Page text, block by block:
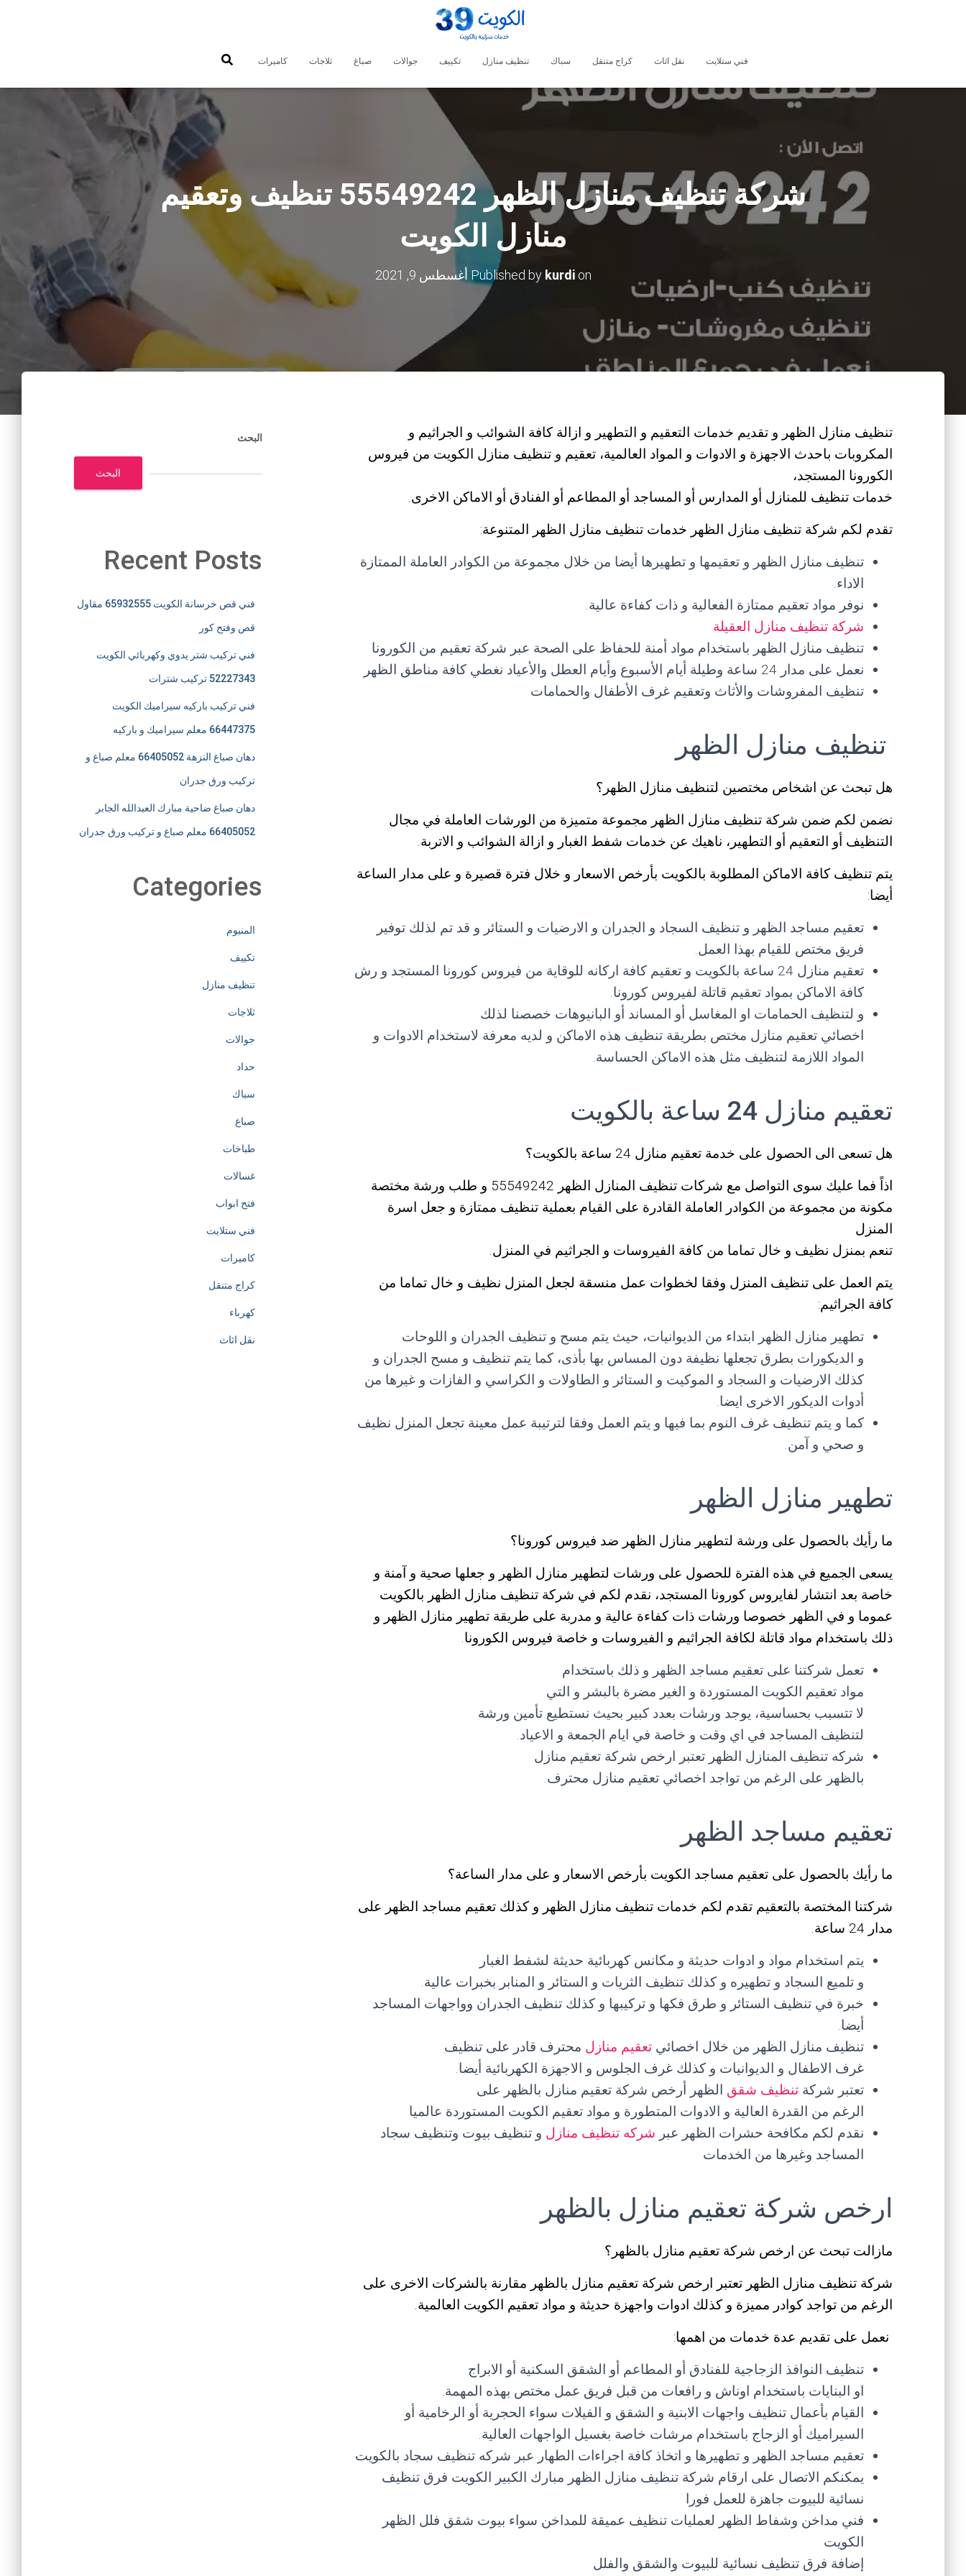
فني ستلايت نقل اثاث كراج متنقل سباك تنظيف منازل تكييف جوالات صباغ ثلاجات كاميرات
شركة تنظيف منازل الظهر 55549242 تنظيف وتعقيم
منازل الكويت
Published by kurdion أغسطس 9, 2021
تنظيف منازل الظهر و تقديم خدمات التعقيم و التطهير و ازالة كافة الشوائب و الجراثيم و
المكروبات باحدث الاجهزة و الادوات و المواد العالمية، تعقيم و تنظيف منازل الكويت من فيروس
الكورونا المستجد،
خدمات تنظيف للمنازل أو المدارس أو المساجد أو المطاعم أو الفنادق أو الاماكن الاخرى.
تقدم لكم شركة تنظيف منازل الظهر خدمات تنظيف منازل الظهر المتنوعة:
تنظيف منازل الظهر و تعقيمها و تطهيرها أيضا من خلال مجموعة من الكوادر العاملة الممتازة
الاداء.
نوفر مواد تعقيم ممتازة الفعالية و ذات كفاءة عالية.
شركة تنظيف منازل العقيلة
تنظيف منازل الظهر باستخدام مواد أمنة للحفاظ على الصحة عبر شركة تعقيم من الكورونا
نعمل على مدار 24 ساعة وطيلة أيام الأسبوع وأيام العطل والأعياد نغطي كافة مناطق الظهر
تنظيف المفروشات والأثاث وتعقيم غرف الأطفال والحمامات
تنظيف منازل الظهر
هل تبحث عن اشخاص مختصين لتنظيف منازل الظهر؟
نضمن لكم ضمن شركة تنظيف منازل الظهر مجموعة متميزة من الورشات العاملة في مجال
التنظيف أو التعقيم أو التطهير، ناهيك عن خدمات شفط الغبار و ازالة الشوائب و الاتربة.
يتم تنظيف كافة الاماكن المطلوبة بالكويت بأرخص الاسعار و خلال فترة قصيرة و على مدار الساعة
أيضا:
تعقيم مساجد الظهر و تنظيف السجاد و الجدران و الارضيات و الستائر و قد تم لذلك توفير
فريق مختص للقيام بهذا العمل.
تعقيم منازل 24 ساعة بالكويت و تعقيم كافة اركانه للوقاية من فيروس كورونا المستجد و رش
كافة الاماكن بمواد تعقيم قاتلة لفيروس كورونا.
و لتنظيف الحمامات او المغاسل أو المساند أو البانيوهات خصصنا لذلك
اخصائي تعقيم منازل مختص بطريقة تنظيف هذه الاماكن و لديه معرفة لاستخدام الادوات و
المواد اللازمة لتنظيف مثل هذه الاماكن الحساسة.
تعقيم منازل 24 ساعة بالكويت
هل تسعى الى الحصول على خدمة تعقيم منازل 24 ساعة بالكويت؟
اذاً فما عليك سوى التواصل مع شركات تنظيف المنازل الظهر 55549242 و طلب ورشة مختصة
مكونة من مجموعة من الكوادر العاملة القادرة على القيام بعملية تنظيف ممتازة و جعل اسرة
المنزل
تنعم بمنزل نظيف و خال تماما من كافة الفيروسات و الجراثيم في المنزل.
يتم العمل على تنظيف المنزل وفقا لخطوات عمل منسقة لجعل المنزل نظيف و خال تماما من
كافة الجراثيم:
تطهير منازل الظهر ابتداء من الديوانيات، حيث يتم مسح و تنظيف الجدران و اللوحات
و الديكورات بطرق تجعلها نظيفة دون المساس بها بأذى، كما يتم تنظيف و مسح الجدران و
كذلك الارضيات و السجاد و الموكيت و الستائر و الطاولات و الكراسي و الفازات و غيرها من
أدوات الديكور الاخرى ايضا.
كما و يتم تنظيف غرف النوم بما فيها و يتم العمل وفقا لترتيبة عمل معينة تجعل المنزل نظيف
و صحي و آمن.
تطهير منازل الظهر
ما رأيك بالحصول على ورشة لتطهير منازل الظهر ضد فيروس كورونا؟
يسعى الجميع في هذه الفترة للحصول على ورشات لتطهير منازل الظهر و جعلها صحية و آمنة و
خاصة بعد انتشار لفايروس كورونا المستجد، نقدم لكم في شركة تنظيف منازل الظهر بالكويت
عموما و في الظهر خصوصا ورشات ذات كفاءة عالية و مدربة على طريقة تطهير منازل الظهر و
ذلك باستخدام مواد قاتلة لكافة الجراثيم و الفيروسات و خاصة فيروس الكورونا.
تعمل شركتنا على تعقيم مساجد الظهر و ذلك باستخدام
مواد تعقيم الكويت المستوردة و الغير مضرة بالبشر و التي
لا تتسبب بحساسية، يوجد ورشات بعدد كبير بحيث نستطيع تأمين ورشة
لتنظيف المساجد في اي وقت و خاصة في ايام الجمعة و الاعياد.
شركه تنظيف المنازل الظهر تعتبر ارخص شركة تعقيم منازل
بالظهر على الرغم من تواجد اخصائي تعقيم منازل محترف.
تعقيم مساجد الظهر
ما رأيك بالحصول على تعقيم مساجد الكويت بأرخص الاسعار و على مدار الساعة؟
شركتنا المختصة بالتعقيم تقدم لكم خدمات تنظيف منازل الظهر و كذلك تعقيم مساجد الظهر على
مدار 24 ساعة.
يتم استخدام مواد و ادوات حديثة و مكانس كهربائية حديثة لشفط الغبار
و تلميع السجاد و تطهيره و كذلك تنظيف الثريات و الستائر و المنابر بخبرات عالية.
خبرة في تنظيف الستائر و طرق فكها و تركيبها و كذلك تنظيف الجدران وواجهات المساجد
أيضا.
تنظيف منازل الظهر من خلال اخصائي تعقيم منازل محترف قادر على تنظيف
غرف الاطفال و الديوانيات و كذلك غرف الجلوس و الاجهزة الكهربائية أيضا.
تعتبر شركة تنظيف شقق الظهر أرخص شركة تعقيم منازل بالظهر على
الرغم من القدرة العالية و الادوات المتطورة و مواد تعقيم الكويت المستوردة عالميا
نقدم لكم مكافحة حشرات الظهر عبر شركه تنظيف منازل و تنظيف بيوت وتنظيف سجاد
المساجد وغيرها من الخدمات
ارخص شركة تعقيم منازل بالظهر
مازالت تبحث عن ارخص شركة تعقيم منازل بالظهر؟
شركة تنظيف منازل الظهر تعتبر ارخص شركة تعقيم منازل بالظهر مقارنة بالشركات الاخرى على
الرغم من تواجد كوادر مميزة و كذلك ادوات واجهزة حديثة و مواد تعقيم الكويت العالمية.
نعمل على تقديم عدة خدمات من اهمها:
تنظيف النوافذ الزجاجية للفنادق أو المطاعم أو الشقق السكنية أو الابراج
او البنايات باستخدام اوناش و رافعات من قبل فريق عمل مختص بهذه المهمة.
القيام بأعمال تنظيف واجهات الابنية و الشقق و الفيلات سواء الحجرية أو الرخامية أو
السيراميك أو الزجاج باستخدام مرشات خاصة بغسيل الواجهات العالية.
تعقيم مساجد الظهر و تطهيرها و اتخاذ كافة اجراءات الطهار عبر شركه تنظيف سجاد بالكويت
يمكنكم الاتصال على ارقام شركة تنظيف منازل الظهر مبارك الكبير الكويت فرق تنظيف
نسائية للبيوت جاهزة للعمل فورا
فني مداخن وشفاط الظهر لعمليات تنظيف عميقة للمداخن سواء بيوت شقق فلل الظهر
الكويت
إضافة فرق تنظيف نسائية للبيوت والشقق والفلل
البحث
البحث
Recent Posts
فني قص خرسانة الكويت 65932555 مقاول
قص وفتح كور
فني تركيب شتر يدوي وكهربائي الكويت
52227343 تركيب شترات
فني تركيب باركيه سيراميك الكويت
66447375 معلم سيراميك و باركيه
دهان صباغ النزهة 66405052 معلم صباغ و
تركيب ورق جدران
دهان صباغ ضاحية مبارك العبدالله الجابر
66405052 معلم صباغ و تركيب ورق جدران
Categories
المنيوم
تكييف
تنظيف منازل
ثلاجات
جوالات
حداد
سباك
صباغ
طباخات
غسالات
فتح ابواب
فني ستلايت
كاميرات
كراج متنقل
كهرباء
نقل اثاث